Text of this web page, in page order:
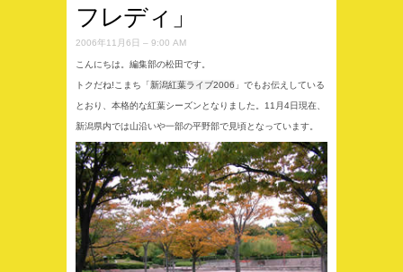
フレディ」
2006年11月6日 – 9:00 AM
こんにちは。編集部の松田です。
トクだね!こまち「新潟紅葉ライブ2006 」でもお伝えしている
とおり、本格的な紅葉シーズンとなりました。11月4日現在、
新潟県内では山沿いや一部の平野部で見頃となっています。